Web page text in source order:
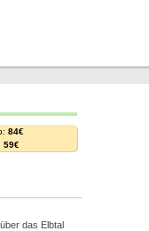
84€
59€
das Elbtal